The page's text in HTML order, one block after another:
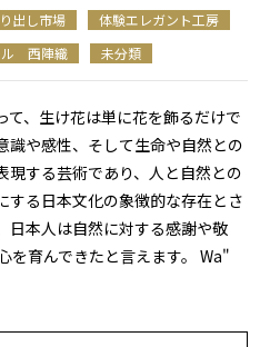
出し市場
体験エレガント工房
ル 西陣織 未分類
て、生け花は単に花を飾るだけで
識や感性、そして生命や自然との
現する芸術であり、人と自然との
する日本文化の象徴的な存在とさ
日本人は自然に対する感謝や敬
を育んできたと言えます。 Wa"